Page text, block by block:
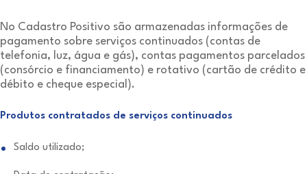
No Cadastro Positivo são armazenadas informações de
pagamento sobre serviços continuados (contas de
telefonia, luz, água e gás), contas pagamentos parcelados
(consórcio e financiamento) e rotativo (cartão de crédito e
débito e cheque especial).
Produtos contratados de serviços continuados
Saldo utilizado;